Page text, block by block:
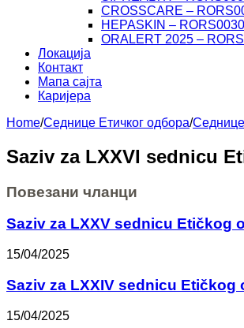
CROSSCARE –
HEPASKIN –
ORALERT 2025 –
Локација
Контакт
Мапа сајта
Каријера
Home/Седнице Етичког одбора/
Saziv za LXXVI sednicu
Повезани чланци
Saziv za LXXV sednicu Etičkog
15/04/2025
Saziv za LXXIV sednicu Etičkog
15/04/2025